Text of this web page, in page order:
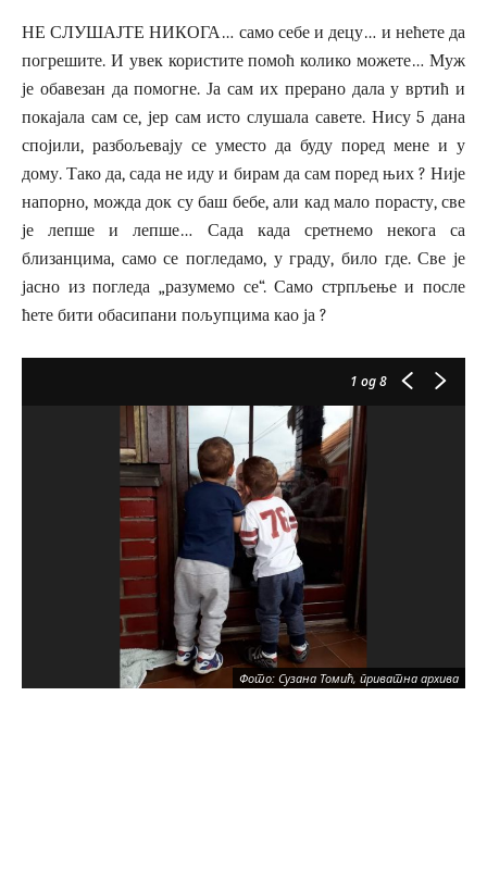
НЕ СЛУШАЈТЕ НИКОГА… само себе и децу… и нећете да
погрешите. И увек користите помоћ колико можете… Муж
је обавезан да помогне. Ја сам их прерано дала у вртић и
покајала сам се, јер сам исто слушала савете. Нису 5 дана
спојили, разбољевају се уместо да буду поред мене и у
дому. Тако да, сада не иду и бирам да сам поред њих ? Није
напорно, можда док су баш бебе, али кад мало порасту, све
је лепше и лепше… Сада када сретнемо некога са
близанцима, само се погледамо, у граду, било где. Све је
јасно из погледа „разумемо се“. Само стрпљење и после
ћете бити обасипани пољупцима као ја ?
1 од 8
Фото: Сузана Томић, приватна архива